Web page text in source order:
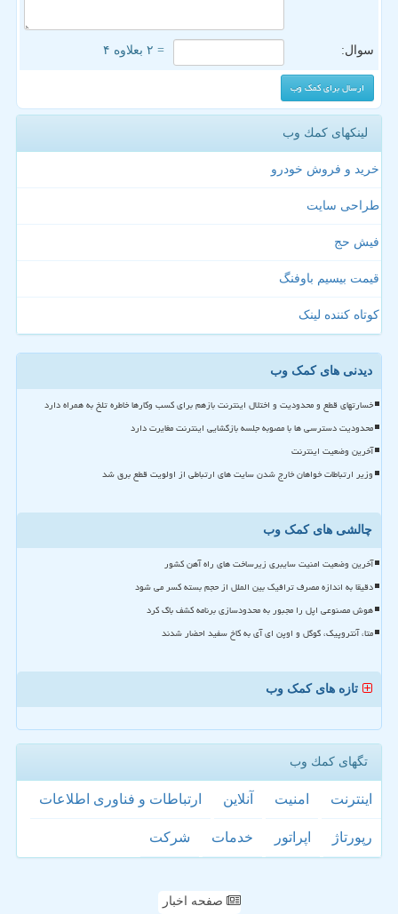
سوال: = ۲ بعلاوه ۴
لینکهای كمك وب
خرید و فروش خودرو
طراحی سایت
فیش حج
قیمت بیسیم باوفنگ
کوتاه کننده لینک
دیدنی های کمک وب
خسارتهای قطع و محدودیت و اختلال اینترنت بازهم برای کسب وکارها خاطره تلخ به همراه دارد
محدودیت دسترسی ها با مصوبه جلسه بازگشایی اینترنت مغایرت دارد
آخرین وضعیت اینترنت
وزیر ارتباطات خواهان خارج شدن سایت های ارتباطی از اولویت قطع برق شد
چالشی های کمک وب
آخرین وضعیت امنیت سایبری زیرساخت های راه آهن کشور
دقیقا به اندازه مصرف ترافیک بین الملل از حجم بسته کسر می شود
هوش مصنوعی اپل را مجبور به محدودسازی برنامه کشف باگ کرد
متا، آنتروپیک، گوگل و اوپن ای آی به کاخ سفید احضار شدند
تازه های کمک وب
تگهای كمك وب
اینترنت امنیت آنلاین ارتباطات و فناوری اطلاعات
رپورتاژ اپراتور خدمات شركت
صفحه اخبار